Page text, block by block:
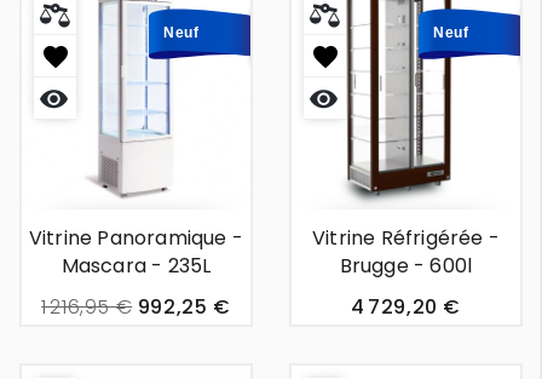
Neuf
Vitrine Panoramique -
Mascara - 235L
1 216,95 € 992,25 €
Neuf
Vitrine Réfrigérée -
Brugge - 600l
4 729,20 €